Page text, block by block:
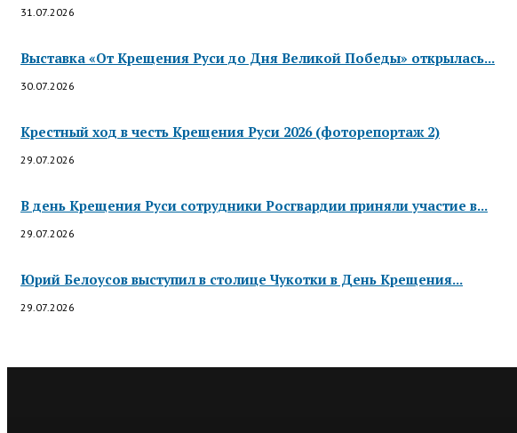
31.07.2026
Выставка «От Крещения Руси до Дня Великой Победы» открылась...
30.07.2026
Крестный ход в честь Крещения Руси 2026 (фоторепортаж 2)
29.07.2026
В день Крещения Руси сотрудники Росгвардии приняли участие в...
29.07.2026
Юрий Белоусов выступил в столице Чукотки в День Крещения...
29.07.2026